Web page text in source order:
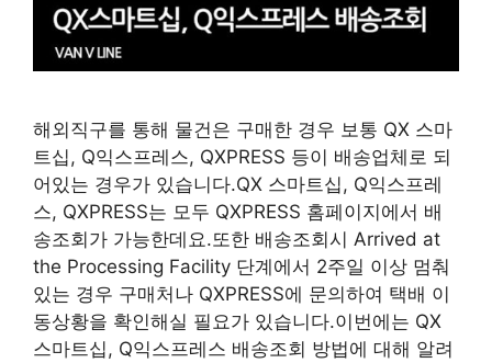
해외직구를 통해 물건은 구매한 경우 보통 QX 스마
트십, Q익스프레스, QXPRESS 등이 배송업체로 되
어있는 경우가 있습니다.QX 스마트십, Q익스프레
스, QXPRESS는 모두 QXPRESS 홈페이지에서 배
송조회가 가능한데요.또한 배송조회시 Arrived at
the Processing Facility 단계에서 2주일 이상 멈춰
있는 경우 구매처나 QXPRESS에 문의하여 택배 이
동상황을 확인해실 필요가 있습니다.이번에는 QX
스마트십, Q익스프레스 배송조회 방법에 대해 알려